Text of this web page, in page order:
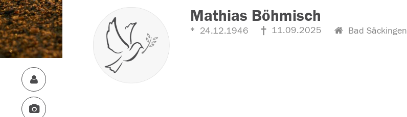
Mathias Böhmisch
24.12.1946 11.09.2025 Bad Säckingen